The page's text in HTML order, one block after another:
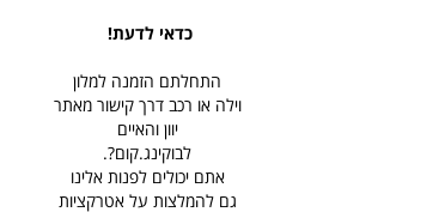
כדאי לדעת!
התחלתם הזמנה למלון
וילה או רכב דרך קישור מאתר
יוון והאיים
לבוקינג.קום?.
אתם יכולים לפנות אלינו
גם להמלצות על אטרקציות